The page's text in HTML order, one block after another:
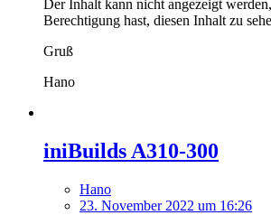
Der Inhalt kann nicht angezeigt
Berechtigung hast, diesen Inhalt zu
Gruß
Hano
iniBuilds A310-300
Hano
23. November 2022 um 16:26